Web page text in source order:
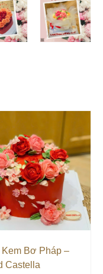
Kem Bơ Pháp –
Castella